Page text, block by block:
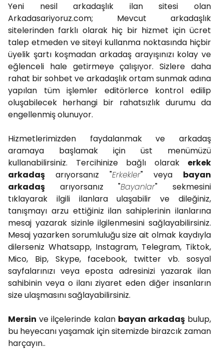
Yeni nesil arkadaşlık ilan sitesi olan
Arkadasariyoruz.com; Mevcut arkadaşlık
sitelerinden farklı olarak hiç bir hizmet için ücret
talep etmeden ve siteyi kullanma noktasında hiçbir
üyelik şartı koşmadan arkadaş arayışınızı kolay ve
eğlenceli hale getirmeye çalışıyor. Sizlere daha
rahat bir sohbet ve arkadaşlık ortam sunmak adına
yapılan tüm işlemler editörlerce kontrol edilip
oluşabilecek herhangi bir rahatsızlık durumu da
engellenmiş olunuyor.
Hizmetlerimizden faydalanmak ve arkadaş
aramaya başlamak için üst menümüzü
kullanabilirsiniz. Tercihinize bağlı olarak erkek
arkadaş arıyorsanız "Erkekler" veya bayan
arkadaş arıyorsanız "Bayanlar" sekmesini
tıklayarak ilgili ilanlara ulaşabilir ve dileğiniz,
tanışmayı arzu ettiğiniz ilan sahiplerinin ilanlarına
mesaj yazarak sizinle ilgilenmesini sağlayabilirsiniz.
Mesaj yazarken sorumluluğu size ait olmak kaydıyla
dilerseniz Whatsapp, Instagram, Telegram, Tiktok,
Mico, Bip, Skype, facebook, twitter vb. sosyal
sayfalarınızı veya eposta adresinizi yazarak ilan
sahibinin veya o ilanı ziyaret eden diğer insanların
size ulaşmasını sağlayabilirsiniz.
Mersin ve ilçelerinde kalan bayan arkadaşbulup,
bu heyecanı yaşamak için sitemizde birazcık zaman
harçayın..